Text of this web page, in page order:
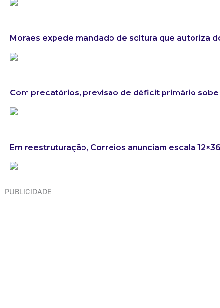
Moraes expede mandado de soltura que autoriza
Com precatórios, previsão de déficit primário sobe
Em reestruturação, Correios anunciam escala
PUBLICIDADE